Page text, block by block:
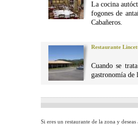
La cocina
fogones de
Cabañeros.
Restaurante
Cuando se
gastronomía de
Si eres un restaurante de la zona y